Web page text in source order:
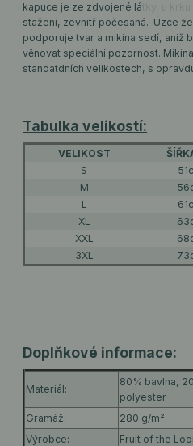
kapuce je ze zdvojené látky, u
stažení, zevnitř počesaná. Úzce
podporuje tvar a mikina sedí, aniž
věnovat speciální pozornost.
standatdních velikostech, s
Tabulka velikostí:
VELIKOST
S
M
L
XL
XXL
3XL
Doplňkové informace:
Materiál:
80% bavlna,
polyester
Gramáž:
280 g/m²
Výrobce:
Fruit of the